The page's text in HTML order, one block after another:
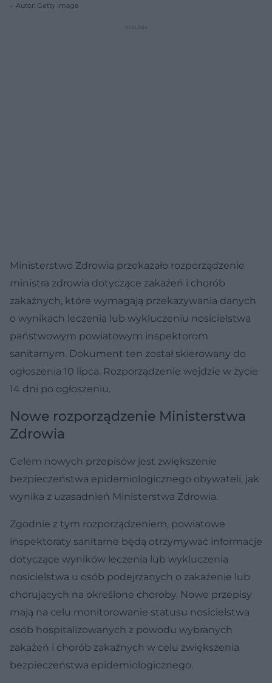
Autor: Getty Image
Ministerstwo Zdrowia przekazało rozporządzenie
ministra zdrowia dotyczące zakażeń i chorób
zakaźnych, które wymagają przekazywania danych
o wynikach leczenia lub wykluczeniu nosicielstwa
państwowym powiatowym inspektorom
sanitarnym. Dokument ten został skierowany do
ogłoszenia 10 lipca. Rozporządzenie wejdzie w życie
14 dni po ogłoszeniu.
Nowe rozporządzenie Ministerstwa
Zdrowia
Celem nowych przepisów jest zwiększenie
bezpieczeństwa epidemiologicznego obywateli, jak
wynika z uzasadnień Ministerstwa Zdrowia.
Zgodnie z tym rozporządzeniem, powiatowe
inspektoraty sanitarne będą otrzymywać informacje
dotyczące wyników leczenia lub wykluczenia
nosicielstwa u osób podejrzanych o zakażenie lub
chorujących na określone choroby. Nowe przepisy
mają na celu monitorowanie statusu nosicielstwa
osób hospitalizowanych z powodu wybranych
zakażeń i chorób zakaźnych w celu zwiększenia
bezpieczeństwa epidemiologicznego.